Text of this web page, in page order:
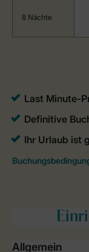
8 Nächte
Allgemein